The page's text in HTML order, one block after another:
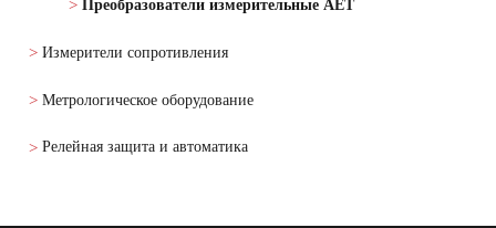
Преобразователи измерительные АЕТ
Измерители сопротивления
Метрологическое оборудование
Релейная защита и автоматика